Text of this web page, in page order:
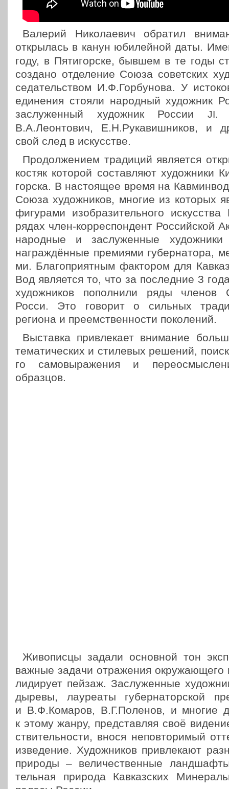
Валерий Нико­ла­е­вич обратил
откры­лась в канун юби­лей­ной даты.
году, в Пяти­гор­ске, бывшем в те годы
создано отде­ле­ние Союза совет­ских
се­да­тель­ством И.Ф.Горбунова. У
еди­не­ния стояли народ­ный худож­ник
заслу­жен­ный худож­ник России JI.
В.А.Леонтович, Е.Н.Рукавишников, и
свой след в искусстве.
Про­дол­же­ни­ем тра­ди­ций явля­ет­ся
костяк которой состав­ля­ют худож­ни­ки
гор­ска. В насто­я­щее время на
Союза худож­ни­ков, многие из которых
фигу­ра­ми изоб­ра­зи­тель­но­го
рядах член-кор­ре­спон­дент Рос­сий­ской
народ­ные и заслу­жен­ные
награж­дён­ные пре­ми­я­ми губер­на­то­ра,
ми. Бла­го­при­ят­ным фак­то­ром для
Вод явля­ет­ся то, что за послед­ние 3
худож­ни­ков попол­ни­ли ряды членов
Росси. Это говорит о сильных
региона и пре­ем­ствен­но­сти поколений.
Выстав­ка при­вле­ка­ет вни­ма­ние
тема­ти­че­ских и сти­ле­вых решений,
го само­вы­ра­же­ния и
образцов.
Живо­пис­цы задали основ­ной тон
важные задачи отра­же­ния окру­жа­ю­ще­го
лиди­ру­ет пейзаж. Заслу­жен­ные
ды­ре­вы, лау­ре­а­ты губер­на­тор­ской
и В.Ф.Комаров, В.Г.Поленов, и многие
к этому жанру, пред­став­ляя своё
стви­тель­но­сти, внося непо­вто­ри­мый
из­ве­де­ние. Худож­ни­ков при­вле­ка­ют
природы – вели­че­ствен­ные
тель­ная природа Кав­каз­ских